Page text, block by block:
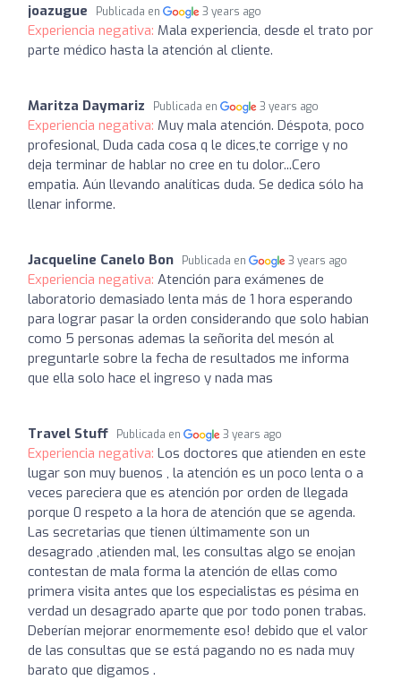
joazugue Publicada en 3 years ago
Experiencia negativa: Mala experiencia, desde el trato por
parte médico hasta la atención al cliente.
Maritza Daymariz Publicada en 3 years ago
Experiencia negativa: Muy mala atención. Déspota, poco
profesional, Duda cada cosa q le dices,te corrige y no
deja terminar de hablar no cree en tu dolor...Cero
empatia. Aún llevando analíticas duda. Se dedica sólo ha
llenar informe.
Jacqueline Canelo Bon Publicada en 3 years ago
Experiencia negativa: Atención para exámenes de
laboratorio demasiado lenta más de 1 hora esperando
para lograr pasar la orden considerando que solo habian
como 5 personas ademas la señorita del mesón al
preguntarle sobre la fecha de resultados me informa
que ella solo hace el ingreso y nada mas
Travel Stuff Publicada en 3 years ago
Experiencia negativa: Los doctores que atienden en este
lugar son muy buenos , la atención es un poco lenta o a
veces pareciera que es atención por orden de llegada
porque 0 respeto a la hora de atención que se agenda.
Las secretarias que tienen últimamente son un
desagrado ,atienden mal, les consultas algo se enojan
contestan de mala forma la atención de ellas como
primera visita antes que los especialistas es pésima en
verdad un desagrado aparte que por todo ponen trabas.
Deberían mejorar enormemente eso! debido que el valor
de las consultas que se está pagando no es nada muy
barato que digamos .